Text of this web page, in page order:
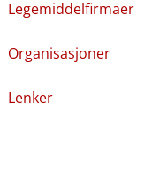
Legemiddelfirmaer
Organisasjoner
Lenker